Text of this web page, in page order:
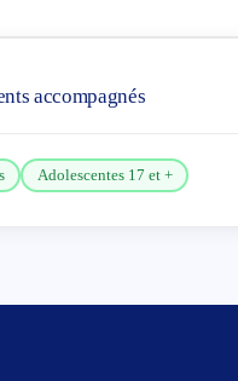
accompagnés
Adolescentes 17 et +